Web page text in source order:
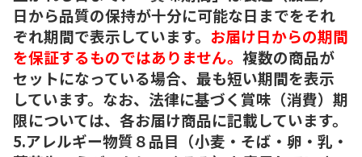
日から品質の保持が十分に可能な日までをそれ
ぞれ期間で表示しています。 お届け日からの期間
を保証するものではありません。 複数の商品が
セットになっている場合、最も短い期間を表示
しています。なお、法律に基づく賞味（消費）期
限については、各お届け商品に記載しています。
5.アレルギー物質８品目（小麦・そば・卵・乳・